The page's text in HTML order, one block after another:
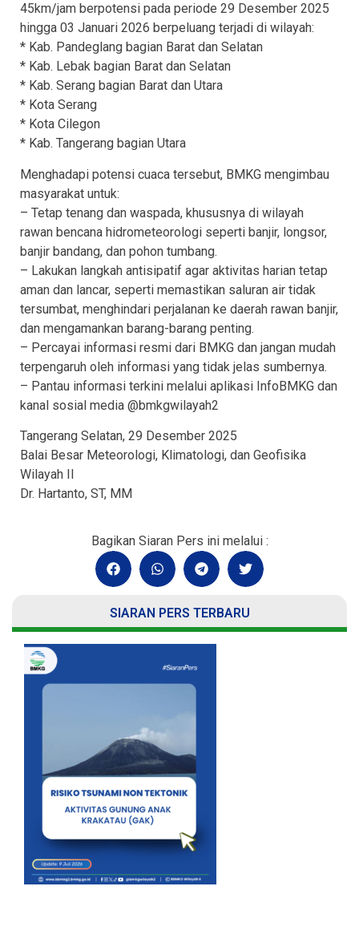
45km/jam berpotensi pada periode 29 Desember 2025
hingga 03 Januari 2026 berpeluang terjadi di wilayah:
* Kab. Pandeglang bagian Barat dan Selatan
* Kab. Lebak bagian Barat dan Selatan
* Kab. Serang bagian Barat dan Utara
* Kota Serang
* Kota Cilegon
* Kab. Tangerang bagian Utara
Menghadapi potensi cuaca tersebut, BMKG mengimbau
masyarakat untuk:
– Tetap tenang dan waspada, khususnya di wilayah
rawan bencana hidrometeorologi seperti banjir, longsor,
banjir bandang, dan pohon tumbang.
– Lakukan langkah antisipatif agar aktivitas harian tetap
aman dan lancar, seperti memastikan saluran air tidak
tersumbat, menghindari perjalanan ke daerah rawan banjir,
dan mengamankan barang-barang penting.
– Percayai informasi resmi dari BMKG dan jangan mudah
terpengaruh oleh informasi yang tidak jelas sumbernya.
– Pantau informasi terkini melalui aplikasi InfoBMKG dan
kanal sosial media @bmkgwilayah2
Tangerang Selatan, 29 Desember 2025
Balai Besar Meteorologi, Klimatologi, dan Geofisika
Wilayah II
Dr. Hartanto, ST, MM
Bagikan Siaran Pers ini melalui :
SIARAN PERS TERBARU